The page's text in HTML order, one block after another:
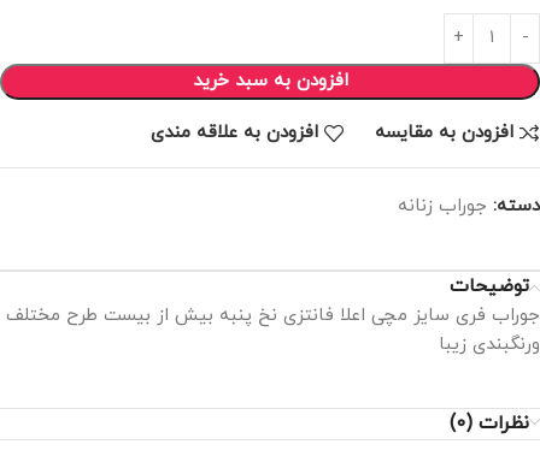
افزودن به سبد خرید
افزودن به مقایسه افزودن به علاقه مندی
دسته: جوراب زنانه
توضیحات
جوراب فری سایز مچی اعلا فانتزی نخ پنبه بیش از بیست طرح مختلف
ورنگبندی زیبا
نظرات (0)